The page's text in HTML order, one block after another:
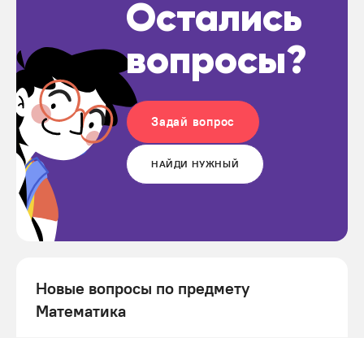
Остались
вопросы?
Задай вопрос
НАЙДИ НУЖНЫЙ
Новые вопросы по предмету
Математика